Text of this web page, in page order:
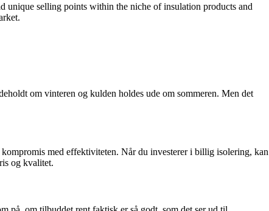
selling points within the niche of insulation products and
om vinteren og kulden holdes ude om sommeren. Men det
med effektiviteten. Når du investerer i billig isolering, kan
og kvalitet.